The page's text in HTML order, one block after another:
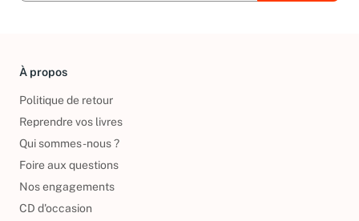
À propos
Politique de retour
Reprendre vos livres
Qui sommes-nous ?
Foire aux questions
Nos engagements
CD d'occasion